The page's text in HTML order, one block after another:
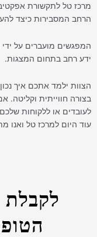
מרכז טל לתקשורת
הרחב המסבירות כיצד
המפגשים מועברים על ידי
ידע רחב בתחום המצגות.
הצוות ילמד אתכם איך
בצורה חווייתית וקליטה.
לעובדים או ללקוחות
עוד היום למרכז טל